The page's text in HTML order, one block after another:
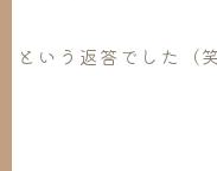
という返答でした（笑